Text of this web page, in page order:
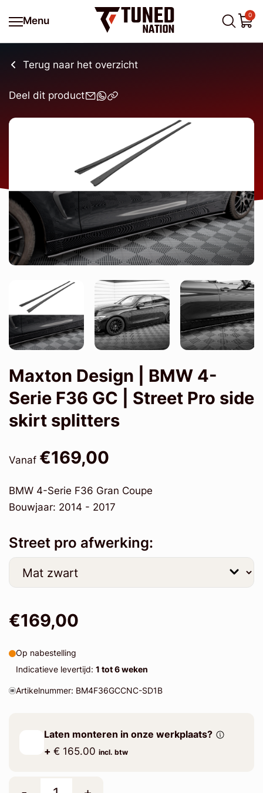
Menu
0
Terug naar het overzicht
Deel dit product
Maxton Design | BMW 4-
Serie F36 GC | Street Pro side
skirt splitters
Vanaf €169,00
BMW 4-Serie F36 Gran Coupe
Bouwjaar: 2014 - 2017
Street pro afwerking:
€169,00
Op nabestelling
Indicatieve levertijd: 1 tot 6 weken
Artikelnummer: BM4F36GCCNC-SD1B
Laten monteren in onze werkplaats?
+ € 165.00 incl. btw